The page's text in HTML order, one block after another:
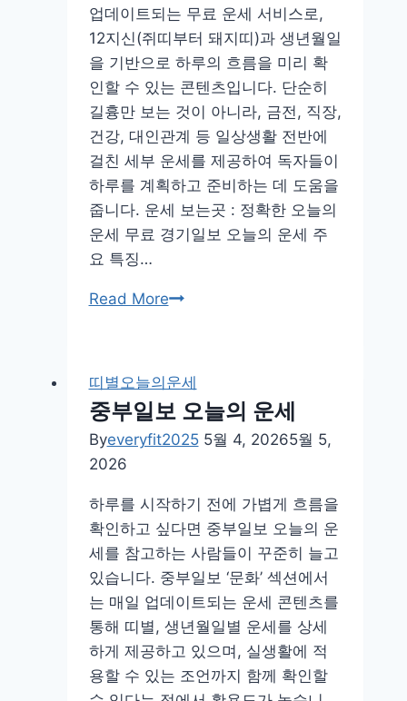
업데이트되는 무료 운세 서비스로,
12지신(쥐띠부터 돼지띠)과 생년월일
을 기반으로 하루의 흐름을 미리 확
인할 수 있는 콘텐츠입니다. 단순히
길흉만 보는 것이 아니라, 금전, 직장,
건강, 대인관계 등 일상생활 전반에
걸친 세부 운세를 제공하여 독자들이
하루를 계획하고 준비하는 데 도움을
줍니다. 운세 보는곳 : 정확한 오늘의
운세 무료 경기일보 오늘의 운세 주
요 특징…
Read More경
보
늘
의
세
띠별오늘의운세
중부일보 오늘의 운세
Byeveryfit2025 5월 4, 20265월 5,
2026
하루를 시작하기 전에 가볍게 흐름을
확인하고 싶다면 중부일보 오늘의 운
세를 참고하는 사람들이 꾸준히 늘고
있습니다. 중부일보 ‘문화’ 섹션에서
는 매일 업데이트되는 운세 콘텐츠를
통해 띠별, 생년월일별 운세를 상세
하게 제공하고 있으며, 실생활에 적
용할 수 있는 조언까지 함께 확인할